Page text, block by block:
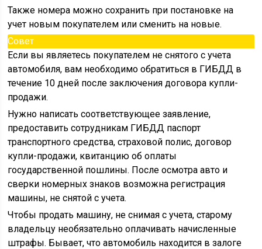
Также номера можно сохранить при постановке на
учет новым покупателем или сменить на новые.
Совет
Если вы являетесь покупателем не снятого с учета
автомобиля, вам необходимо обратиться в ГИБДД в
течение 10 дней после заключения договора купли-
продажи.
Нужно написать соответствующее заявление,
предоставить сотрудникам ГИБДД паспорт
транспортного средства, страховой полис, договор
купли-продажи, квитанцию об оплаты
государственной пошлины. После осмотра авто и
сверки номерных знаков возможна регистрация
машины, не снятой с учета.
Чтобы продать машину, не снимая с учета, старому
владельцу необязательно оплачивать начисленные
штрафы. Бывает, что автомобиль находится в залоге